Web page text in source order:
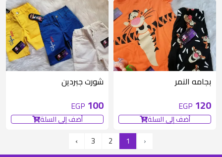
متوفر 1 قطع بجامه النمر
120
EGP
أضف إلى السلة
متوفر 2 قطع شورت جبردين
100
EGP
أضف إلى السلة
‹
1
2
3
›